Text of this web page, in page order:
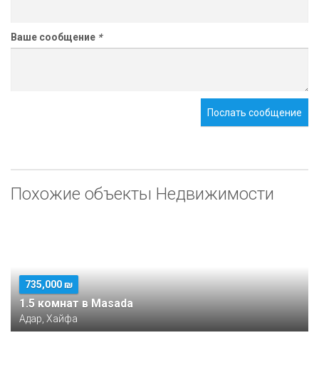
Ваше сообщение *
Послать сообщение
Похожие объекты Недвижимости
735,000 ₪
1.5 комнат в Masada
Адар, Хайфа